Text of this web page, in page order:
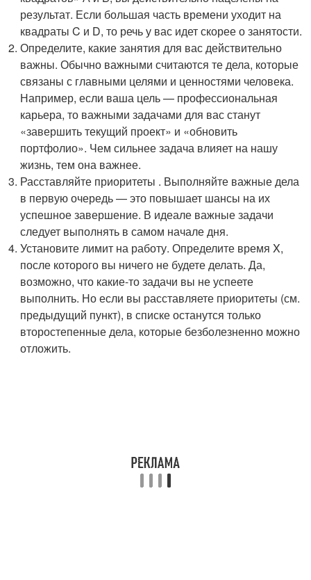
результат. Если большая часть времени уходит на
квадраты C и D, то речь у вас идет скорее о занятости.
Определите, какие занятия для вас действительно
важны. Обычно важными считаются те дела, которые
связаны с главными целями и ценностями человека.
Например, если ваша цель — профессиональная
карьера, то важными задачами для вас станут
«завершить текущий проект» и «обновить
портфолио». Чем сильнее задача влияет на нашу
жизнь, тем она важнее.
Расставляйте приоритеты . Выполняйте важные дела
в первую очередь — это повышает шансы на их
успешное завершение. В идеале важные задачи
следует выполнять в самом начале дня.
Установите лимит на работу. Определите время X,
после которого вы ничего не будете делать. Да,
возможно, что какие-то задачи вы не успеете
выполнить. Но если вы расставляете приоритеты (см.
предыдущий пункт), в списке останутся только
второстепенные дела, которые безболезненно можно
отложить.